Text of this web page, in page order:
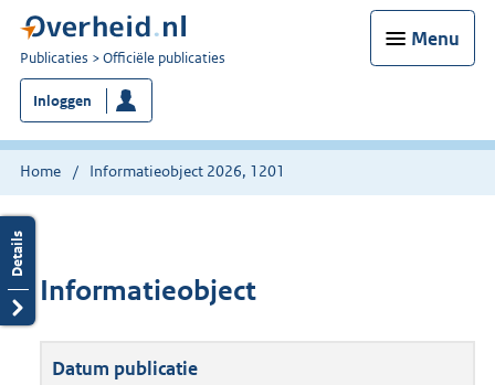
Menu
U
bent
nu
hier:
Publicaties Officiële publicaties
Inloggen
Home Informatieobject 2026, 1201
Informatieobject